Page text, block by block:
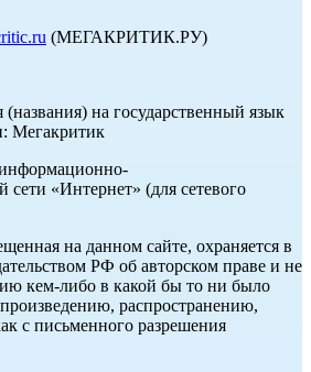
(МЕГАКРИТИК.РУ)
на государственный язык
Мегакритик
«Интернет» (для сетевого
на данном сайте, охраняется в
РФ об авторском праве и не
кем-либо в какой бы то ни было
распространению,
с письменного разрешения